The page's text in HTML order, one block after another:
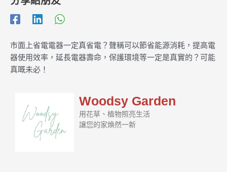
市面上省電電器一定真省電？聲稱可以節省能源消耗，提高電
器使用效率，延長電器壽命，保護環境等一定是真實的？可能
真嘅未必！
Woodsy Garden
用花草、植物照亮生活
讓您的家煥然一新